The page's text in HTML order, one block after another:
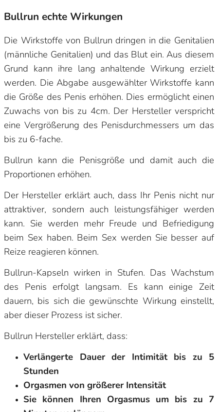
Bullrun echte Wirkungen
Die Wirkstoffe von Bullrun dringen in die Genitalien
(männliche Genitalien) und das Blut ein. Aus diesem
Grund kann ihre lang anhaltende Wirkung erzielt
werden. Die Abgabe ausgewählter Wirkstoffe kann
die Größe des Penis erhöhen. Dies ermöglicht einen
Zuwachs von bis zu 4cm. Der Hersteller verspricht
eine Vergrößerung des Penisdurchmessers um das
bis zu 6-fache.
Bullrun kann die Penisgröße und damit auch die
Proportionen erhöhen.
Der Hersteller erklärt auch, dass Ihr Penis nicht nur
attraktiver, sondern auch leistungsfähiger werden
kann. Sie werden mehr Freude und Befriedigung
beim Sex haben. Beim Sex werden Sie besser auf
Reize reagieren können.
Bullrun-Kapseln wirken in Stufen. Das Wachstum
des Penis erfolgt langsam. Es kann einige Zeit
dauern, bis sich die gewünschte Wirkung einstellt,
aber dieser Prozess ist sicher.
Bullrun Hersteller erklärt, dass:
Verlängerte Dauer der Intimität bis zu 5
Stunden
Orgasmen von größerer Intensität
Sie können Ihren Orgasmus um bis zu 7